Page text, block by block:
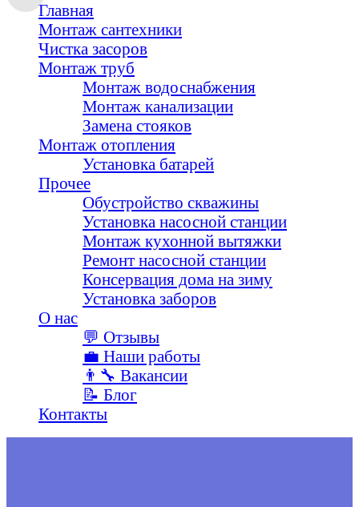
Главная
Монтаж сантехники
Чистка засоров
Монтаж труб
Монтаж водоснабжения
Монтаж канализации
Замена стояков
Монтаж отопления
Установка батарей
Прочее
Обустройство скважины
Установка насосной станции
Монтаж кухонной вытяжки
Ремонт насосной станции
Консервация дома на зиму
Установка заборов
О наc
💬 Отзывы
💼 Наши работы
👨‍🔧 Вакансии
📝 Блог
Контакты